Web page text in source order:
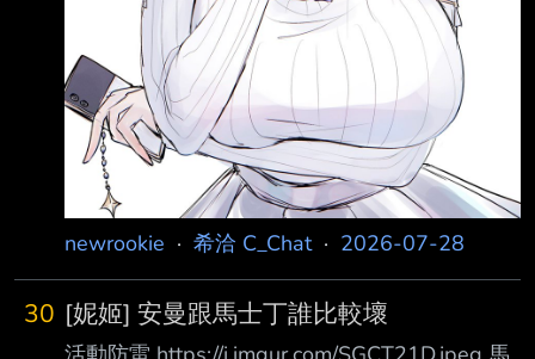
newrookie · 希洽 C_Chat· 2026-07-28
30 [妮姬] 安曼跟馬士丁誰比較壞